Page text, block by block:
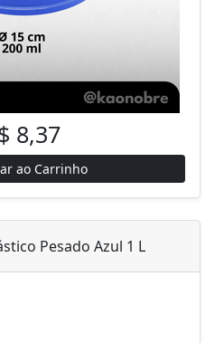
8,37
ao Carrinho
Pesado Azul 1 L